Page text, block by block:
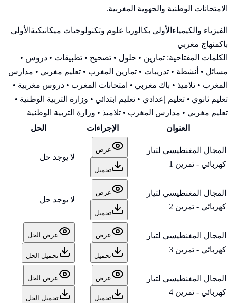
الامتحانات الوطنية والجهوية المغربية.
الفيزياء والكيمياء الأولى بكالوريا علوم وتكنولوجيات ميكانيكية الأولى
باكمنهاج مغربي
الكلمات المفتاحية: تمارين • حلول • تصحيح • تطبيقات • دروس •
مسائل • أنشطة • تدريبات • تمارين المغرب • تعليم مغربي • مدارس
المغرب • تلاميذ • باك مغربي • امتحانات المغرب • دروس مغربية •
تعليم ثانوي • تعليم إعدادي • تعليم ابتدائي • وزارة التربية الوطنية •
تعليم مغربي • مدارس المغرب • تلاميذ • وزارة التربية الوطنية
العنوان
الإجراءات الحل
المجال المغنطيسي لتيار
كهربائي - تمرين 1
عرض
تحميل
لا يوجد حل
المجال المغنطيسي لتيار
كهربائي - تمرين 2
عرض
تحميل
لا يوجد حل
المجال المغنطيسي لتيار
كهربائي - تمرين 3
عرض
تحميل
عرض الحل
تحميل الحل
المجال المغنطيسي لتيار
كهربائي - تمرين 4
عرض
تحميل
عرض الحل
تحميل الحل